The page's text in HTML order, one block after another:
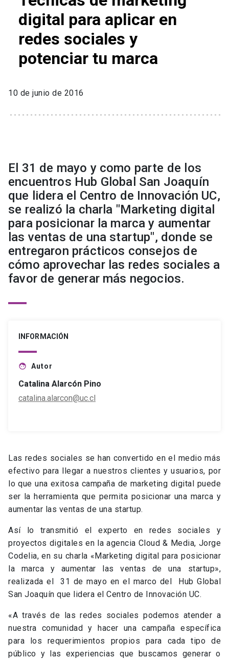
digital para aplicar en
redes sociales y
potenciar tu marca
10 de junio de 2016
El 31 de mayo y como parte de los
encuentros Hub Global San Joaquín
que lidera el Centro de Innovación UC,
se realizó la charla "Marketing digital
para posicionar la marca y aumentar
las ventas de una startup", donde se
entregaron prácticos consejos de
cómo aprovechar las redes sociales a
favor de generar más negocios.
INFORMACIÓN
face Autor
Catalina Alarcón Pino
catalina.alarcon@uc.cl
Las redes sociales se han convertido en el medio más
efectivo para llegar a nuestros clientes y usuarios, por
lo que una exitosa campaña de marketing digital puede
ser la herramienta que permita posicionar una marca y
aumentar las ventas de una startup.
Así lo transmitió el experto en redes sociales y
proyectos digitales en la agencia Cloud & Media, Jorge
Codelia, en su charla «Marketing digital para posicionar
la marca y aumentar las ventas de una startup»,
realizada el 31 de mayo en el marco del Hub Global
San Joaquín que lidera el Centro de Innovación UC.
«A través de las redes sociales podemos atender a
nuestra comunidad y hacer una campaña específica
para los requerimientos propios para cada tipo de
público y las experiencias que buscamos generar o